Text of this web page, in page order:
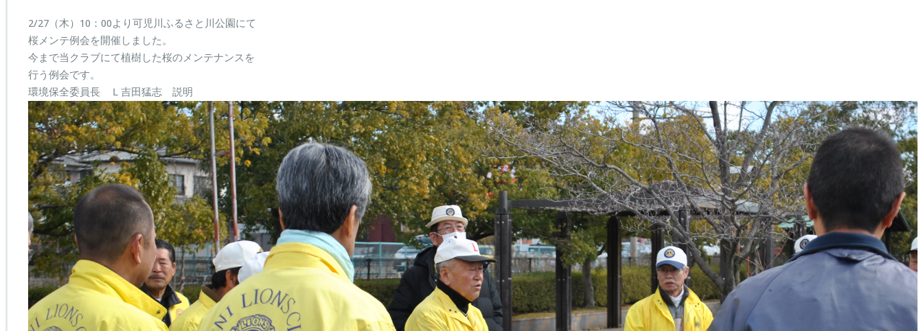
回
桜
メ
ン
例
会
は
2/27（木）10：00より可児川ふるさと川公園にて
桜メンテ例会を開催しました。
今まで当クラブにて植樹した桜のメンテナンスを
行う例会です。
環境保全委員長 Ｌ吉田猛志 説明